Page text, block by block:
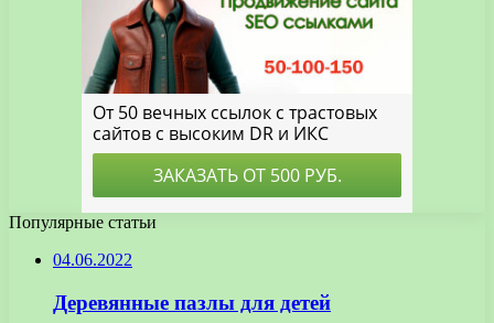
Популярные статьи
04.06.2022
Деревянные пазлы для детей